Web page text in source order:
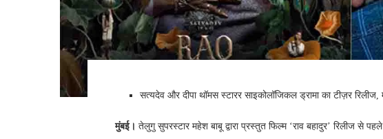
सत्यदेव और दीपा थॉमस स्टारर साइकोलॉजिकल ड्रामा का टीज़र
मुंबई। तेलुगु सुपरस्टार महेश बाबू द्वारा प्रस्तुत फिल्म ‘राव बहादुर’ रिलीज से